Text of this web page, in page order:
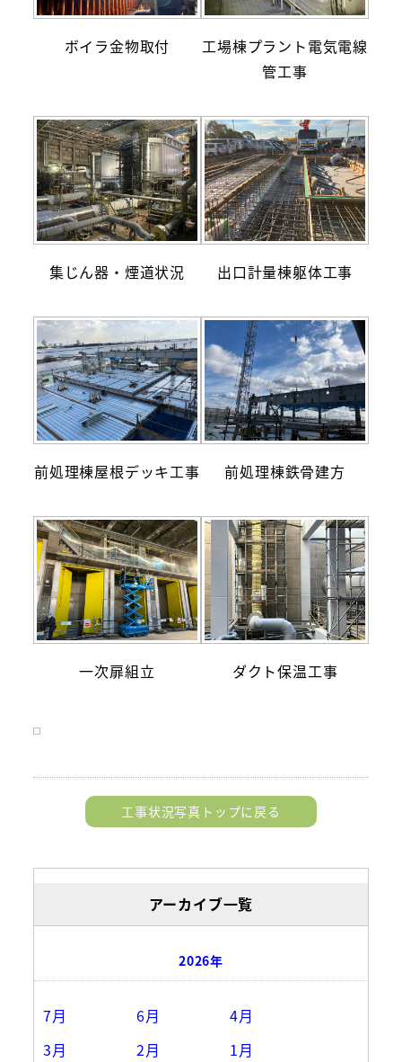
アーカイブ一覧
2026年
7月 6月
4月
3月
2月 1月
ボイラ金物取付
工場棟プラント電気電線
管工事
集じん器・煙道状況 出口計量棟躯体工事
前処理棟屋根デッキ工事 前処理棟鉄骨建方
一次扉組立 ダクト保温工事
工事状況写真トップに戻る